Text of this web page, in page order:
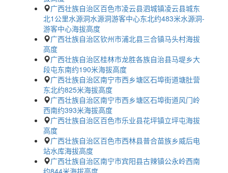
广西壮族自治区百色市凌云县泗城镇凌云县城东
北1公里水源洞水源洞游客中心东北约483米水源洞-
游客中心海拔高度
广西壮族自治区钦州市浦北县三合镇马头村海拔
高度
广西壮族自治区桂林市龙胜各族自治县马堤乡大
段屯东南约190米海拔高度
广西壮族自治区南宁市西乡塘区石埠街道塘肚营
东北约825米海拔高度
广西壮族自治区南宁市西乡塘区石埠街道风门岭
西南约393米海拔高度
广西壮族自治区百色市乐业县花坪镇立坪屯海拔
高度
广西壮族自治区百色市西林县普合苗族乡威后电
站水库海拔高度
广西壮族自治区南宁市宾阳县古辣镇公永岭西南
约844米海拔高度